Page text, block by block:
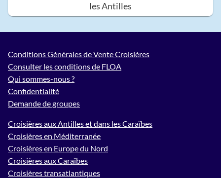
les Antilles
Conditions Générales de Vente Croisières
Consulter les conditions de FLOA
Qui sommes-nous ?
Confidentialité
Demande de groupes
Croisières aux Antilles et dans les Caraïbes
Croisières en Méditerranée
Croisières en Europe du Nord
Croisières aux Caraïbes
Croisières transatlantiques